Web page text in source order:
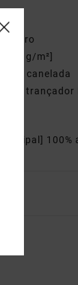
puro
g/m²]
canelada
trançador
principal] 100%